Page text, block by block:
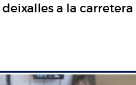
a la carretera